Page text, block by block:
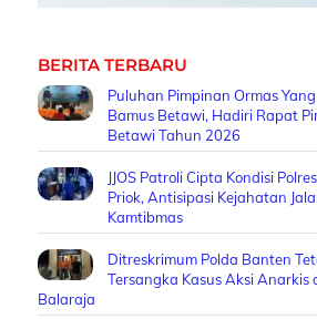
BERITA TERBARU
Puluhan Pimpinan Ormas
Bamus Betawi, Hadiri Rapat
Betawi Tahun 2026
JJOS Patroli Cipta Kondisi
Priok, Antisipasi Kejahatan
Kamtibmas
Ditreskrimum Polda Banten
Tersangka Kasus Aksi
Balaraja